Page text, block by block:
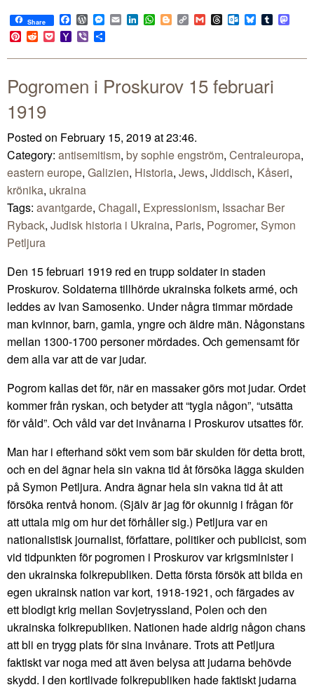
Share Facebook
WordPress
Messenger
EmailLinkedIn
WhatsApp
BloggerCopy
Link
GmailThreadsOutlook.com
BlueskyTumblr
Pinterest
RedditPocketYahoo
Mail
Viber
Pogromen i Proskurov 15 februari
1919
Posted on February 15, 2019 at 23:46.
Category: antisemitism, by sophie engström, Centraleuropa,
eastern europe, Galizien, Historia, Jews, Jiddisch, Kåseri,
krönika, ukraina
Tags: avantgarde, Chagall, Expressionism, Issachar Ber
Ryback, Judisk historia i Ukraina, Paris, Pogromer, Symon
Petljura
Den 15 februari 1919 red en trupp soldater in staden
Proskurov. Soldaterna tillhörde ukrainska folkets armé, och
leddes av Ivan Samosenko. Under några timmar mördade
man kvinnor, barn, gamla, yngre och äldre män. Någonstans
mellan 1300-1700 personer mördades. Och gemensamt för
dem alla var att de var judar.
Pogrom kallas det för, när en massaker görs mot judar. Ordet
kommer från ryskan, och betyder att “tygla någon”, “utsätta
för våld”. Och våld var det invånarna i Proskurov utsattes för.
Man har i efterhand sökt vem som bär skulden för detta brott,
och en del ägnar hela sin vakna tid åt försöka lägga skulden
på Symon Petljura. Andra ägnar hela sin vakna tid åt att
försöka rentvå honom. (Själv är jag för okunnig i frågan för
att uttala mig om hur det förhåller sig.) Petljura var en
nationalistisk journalist, författare, politiker och publicist, som
vid tidpunkten för pogromen i Proskurov var krigsminister i
den ukrainska folkrepubliken. Detta första försök att bilda en
egen ukrainsk nation var kort, 1918-1921, och färgades av
ett blodigt krig mellan Sovjetryssland, Polen och den
ukrainska folkrepubliken. Nationen hade aldrig någon chans
att bli en trygg plats för sina invånare. Trots att Petljura
faktiskt var noga med att även belysa att judarna behövde
skydd. I den kortlivade folkrepubliken hade faktiskt judarna